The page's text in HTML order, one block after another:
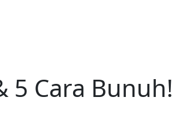
5 Cara Bunuh!